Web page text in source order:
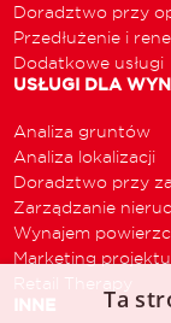
Doradztwo przy
Przedłużenie i
Dodatkowe usługi
USŁUGI DLA
Analiza gruntów
Analiza lokalizacji
Doradztwo przy
Zarządzanie
Wynajem
Marketing projektu
Retail Therapy
INNE Ta